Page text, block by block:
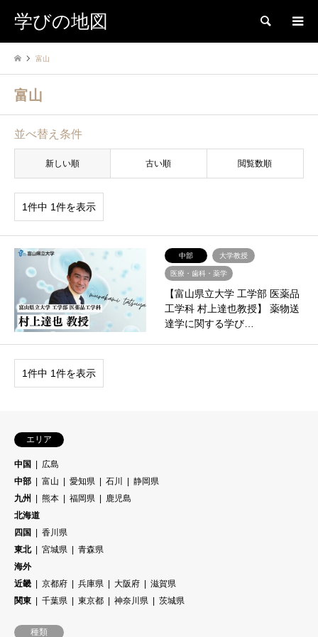
学びの地図 検索
富山
富山
並べ替え条件
新しい順 古い順 閲覧数順
1件中 1件を表示
中部 大学教授
医療・歯科・薬学
【富山県立大学 工学部 医薬品
工学科 村上達也教授】 薬物送
達学に関する学び…
1件中 1件を表示
エリア
中国
広島
中部
富山 愛知県 石川
静岡県
九州
熊本 福岡県
鹿児島
北海道
四国
香川県
東北
宮城県
青森県
海外
近畿
京都府 兵庫県 大阪府
滋賀県
関東
千葉県 東京都 神奈川県 茨城県
種類